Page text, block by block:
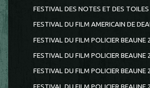
FESTIVAL DES NOTES ET DES
FESTIVAL DU FILM AMERICAIN DE
FESTIVAL DU FILM POLICIER BEAUNE
FESTIVAL DU FILM POLICIER BEAUNE
FESTIVAL DU FILM POLICIER BEAUNE